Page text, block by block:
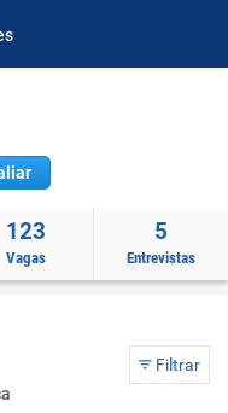
123
Vagas
5
Entrevistas
Filtrar